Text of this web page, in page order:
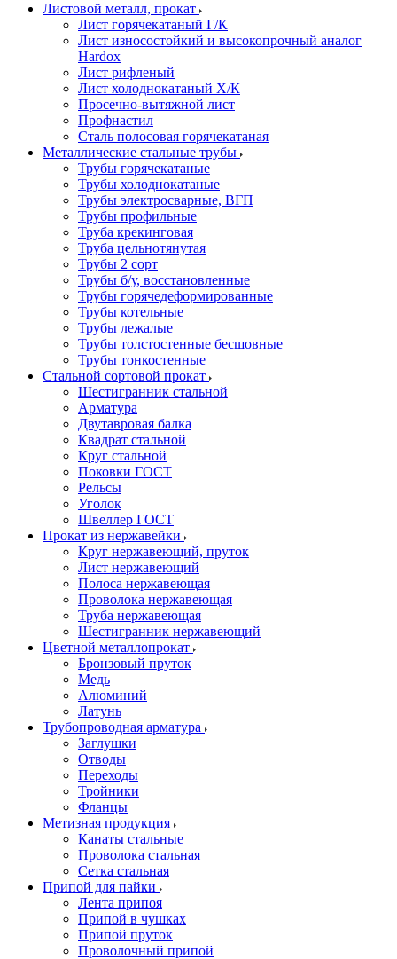
Листовой металл, прокат
Лист горячекатаный Г/К
Лист износостойкий и высокопрочный аналог
Hardox
Лист рифленый
Лист холоднокатаный Х/К
Просечно-вытяжной лист
Профнастил
Сталь полосовая горячекатаная
Металлические стальные трубы
Трубы горячекатаные
Трубы холоднокатаные
Трубы электросварные, ВГП
Трубы профильные
Труба крекинговая
Труба цельнотянутая
Трубы 2 сорт
Трубы б/у, восстановленные
Трубы горячедеформированные
Трубы котельные
Трубы лежалые
Трубы толстостенные бесшовные
Трубы тонкостенные
Стальной сортовой прокат
Шестигранник стальной
Арматура
Двутавровая балка
Квадрат стальной
Круг стальной
Поковки ГОСТ
Рельсы
Уголок
Швеллер ГОСТ
Прокат из нержавейки
Круг нержавеющий, пруток
Лист нержавеющий
Полоса нержавеющая
Проволока нержавеющая
Труба нержавеющая
Шестигранник нержавеющий
Цветной металлопрокат
Бронзовый пруток
Медь
Алюминий
Латунь
Трубопроводная арматура
Заглушки
Отводы
Переходы
Тройники
Фланцы
Метизная продукция
Канаты стальные
Проволока стальная
Сетка стальная
Припой для пайки
Лента припоя
Припой в чушках
Припой пруток
Проволочный припой